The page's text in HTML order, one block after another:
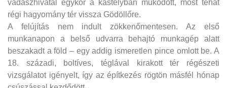
vadászhivatal egykor a kastélyban működött, most tehát
régi hagyomány tér vissza Gödöllőre.
A felújítás nem indult zökkenőmentesen. Az első
munkanapon a belső udvarra behajtó munkagép alatt
beszakadt a föld – egy addig ismeretlen pince omlott be. A
18. századi, boltíves, téglával kirakott tér régészeti
vizsgálatot igényelt, így az építkezés rögtön másfél hónap